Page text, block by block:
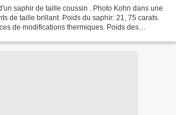
saphir de taille coussin . Photo Kohn dans une
de taille brillant. Poids du saphir: 21, 75 carats.
de modifications thermiques. Poids des